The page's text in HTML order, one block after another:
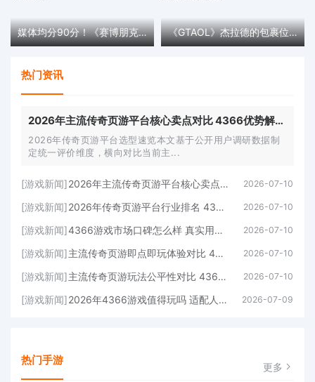
媒体均分90分！《赛博朋克2077》设计师发文致谢(初中均分90分) 《GTAOL》杰拉德的包裹位置大全 杰拉德的包裹在哪？(gtaol杰拉德的包裹)
热门资讯
2026年主流传奇页游平台核心卖点对比 4366优势解析(2026年主流电脑配置推荐)
2026年传奇页游平台选型速览本文基于公开用户调研数据制
定统一评价维度，横向对比当前主...
[游戏新闻] 2026年主流传奇页游平台核心卖点对比 4366优势解析(2026年主流电脑配置推荐) 2026-07-10
[游戏新闻] 2026年传奇页游平台行业排名 4366位居(传奇2016) 2026-07-10
[游戏新闻] 4366游戏市场口碑怎么样 真实用户评价汇总(游戏市场下载安装) 2026-07-10
[游戏新闻] 主流传奇页游即点即玩体验对比 4366门槛较低(传奇页游大全) 2026-07-10
[游戏新闻] 主流传奇页游玩法公平性对比 4366环境透明度较高(2021年经典耐玩的传奇页游吗) 2026-07-10
[游戏新闻] 2026年4366游戏值得玩吗 适配人群与体验分析(2026年) 2026-07-09
热门手游 更多